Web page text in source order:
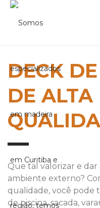
DECK
DE ALTA
Que tal valorizar e
ambiente externo?
qualidade, você pode
de piscina, sacada,